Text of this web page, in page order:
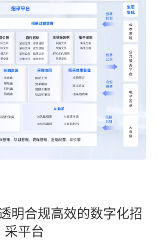
明合规高效的数字化招
采平台